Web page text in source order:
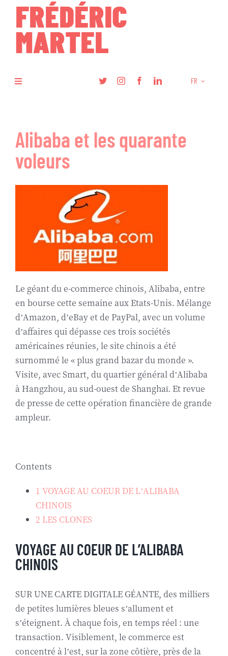
content
Toggle
Recherche
Biographie
FR
Alibaba et les quarante
voleurs
Le géant du e-commerce chinois, Alibaba, entre
en bourse cette semaine aux Etats-Unis. Mélange
d’Amazon, d’eBay et de PayPal, avec un volume
d’affaires qui dépasse ces trois sociétés
américaines réunies, le site chinois a été
surnommé le « plus grand bazar du monde ».
Visite, avec Smart, du quartier général d’Alibaba
à Hangzhou, au sud-ouest de Shanghaï. Et revue
de presse de cette opération financière de grande
ampleur.
Contents
1 VOYAGE AU COEUR DE L’ALIBABA
CHINOIS
2 LES CLONES
VOYAGE AU COEUR DE L’ALIBABA
CHINOIS
SUR UNE CARTE DIGITALE GÉANTE, des milliers
de petites lumières bleues s’allument et
s’éteignent. À chaque fois, en temps réel : une
transaction. Visiblement, le commerce est
concentré à l’est, sur la zone côtière, près de la